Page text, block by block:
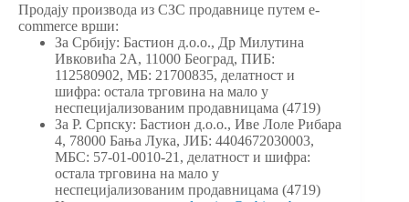
Продају производа из СЗС продавнице путем e-
commerce врши:
За Србију: Бастион д.о.о., Др Милутина
Ивковића 2А, 11000 Београд, ПИБ:
112580902, МБ: 21700835, делатност и
шифра: остала трговина на мало у
неспецијализованим продавницама (4719)
За Р. Српску: Бастион д.о.о., Иве Лоле Рибара
4, 78000 Бања Лука, ЈИБ: 4404672030003,
МБС: 57-01-0010-21, делатност и шифра:
остала трговина на мало у
неспецијализованим продавницама (4719)